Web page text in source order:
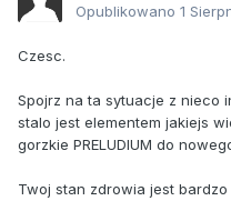
Opublikowano 1
Czesc.
Spojrz na ta sytuacje z nieco
stalo jest elementem jakiejs
gorzkie PRELUDIUM do
Twoj stan zdrowia jest